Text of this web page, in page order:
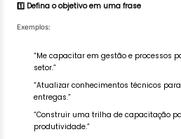
1️⃣ Defina o objetivo em uma frase
Exemplos:
“Me capacitar em gestão e processos
setor.”
“Atualizar conhecimentos técnicos
entregas.”
“Construir uma trilha de capacitação
produtividade.”